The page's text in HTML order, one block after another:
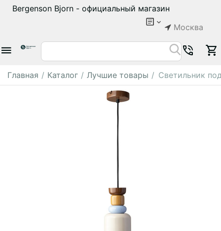
Bergenson Bjorn - официальный магазин
Москва
Главная / Каталог / Лучшие товары / Светильник